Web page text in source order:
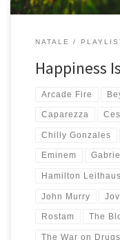
NATALE
Happiness
Arcade Fire
Caparezza
Chilly Gonzales
Eminem
Hamilton
John Murry
Rostam The
The War on Drugs